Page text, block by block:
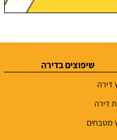
שיפוצים בדירה
דירה
דירה
מטבחים